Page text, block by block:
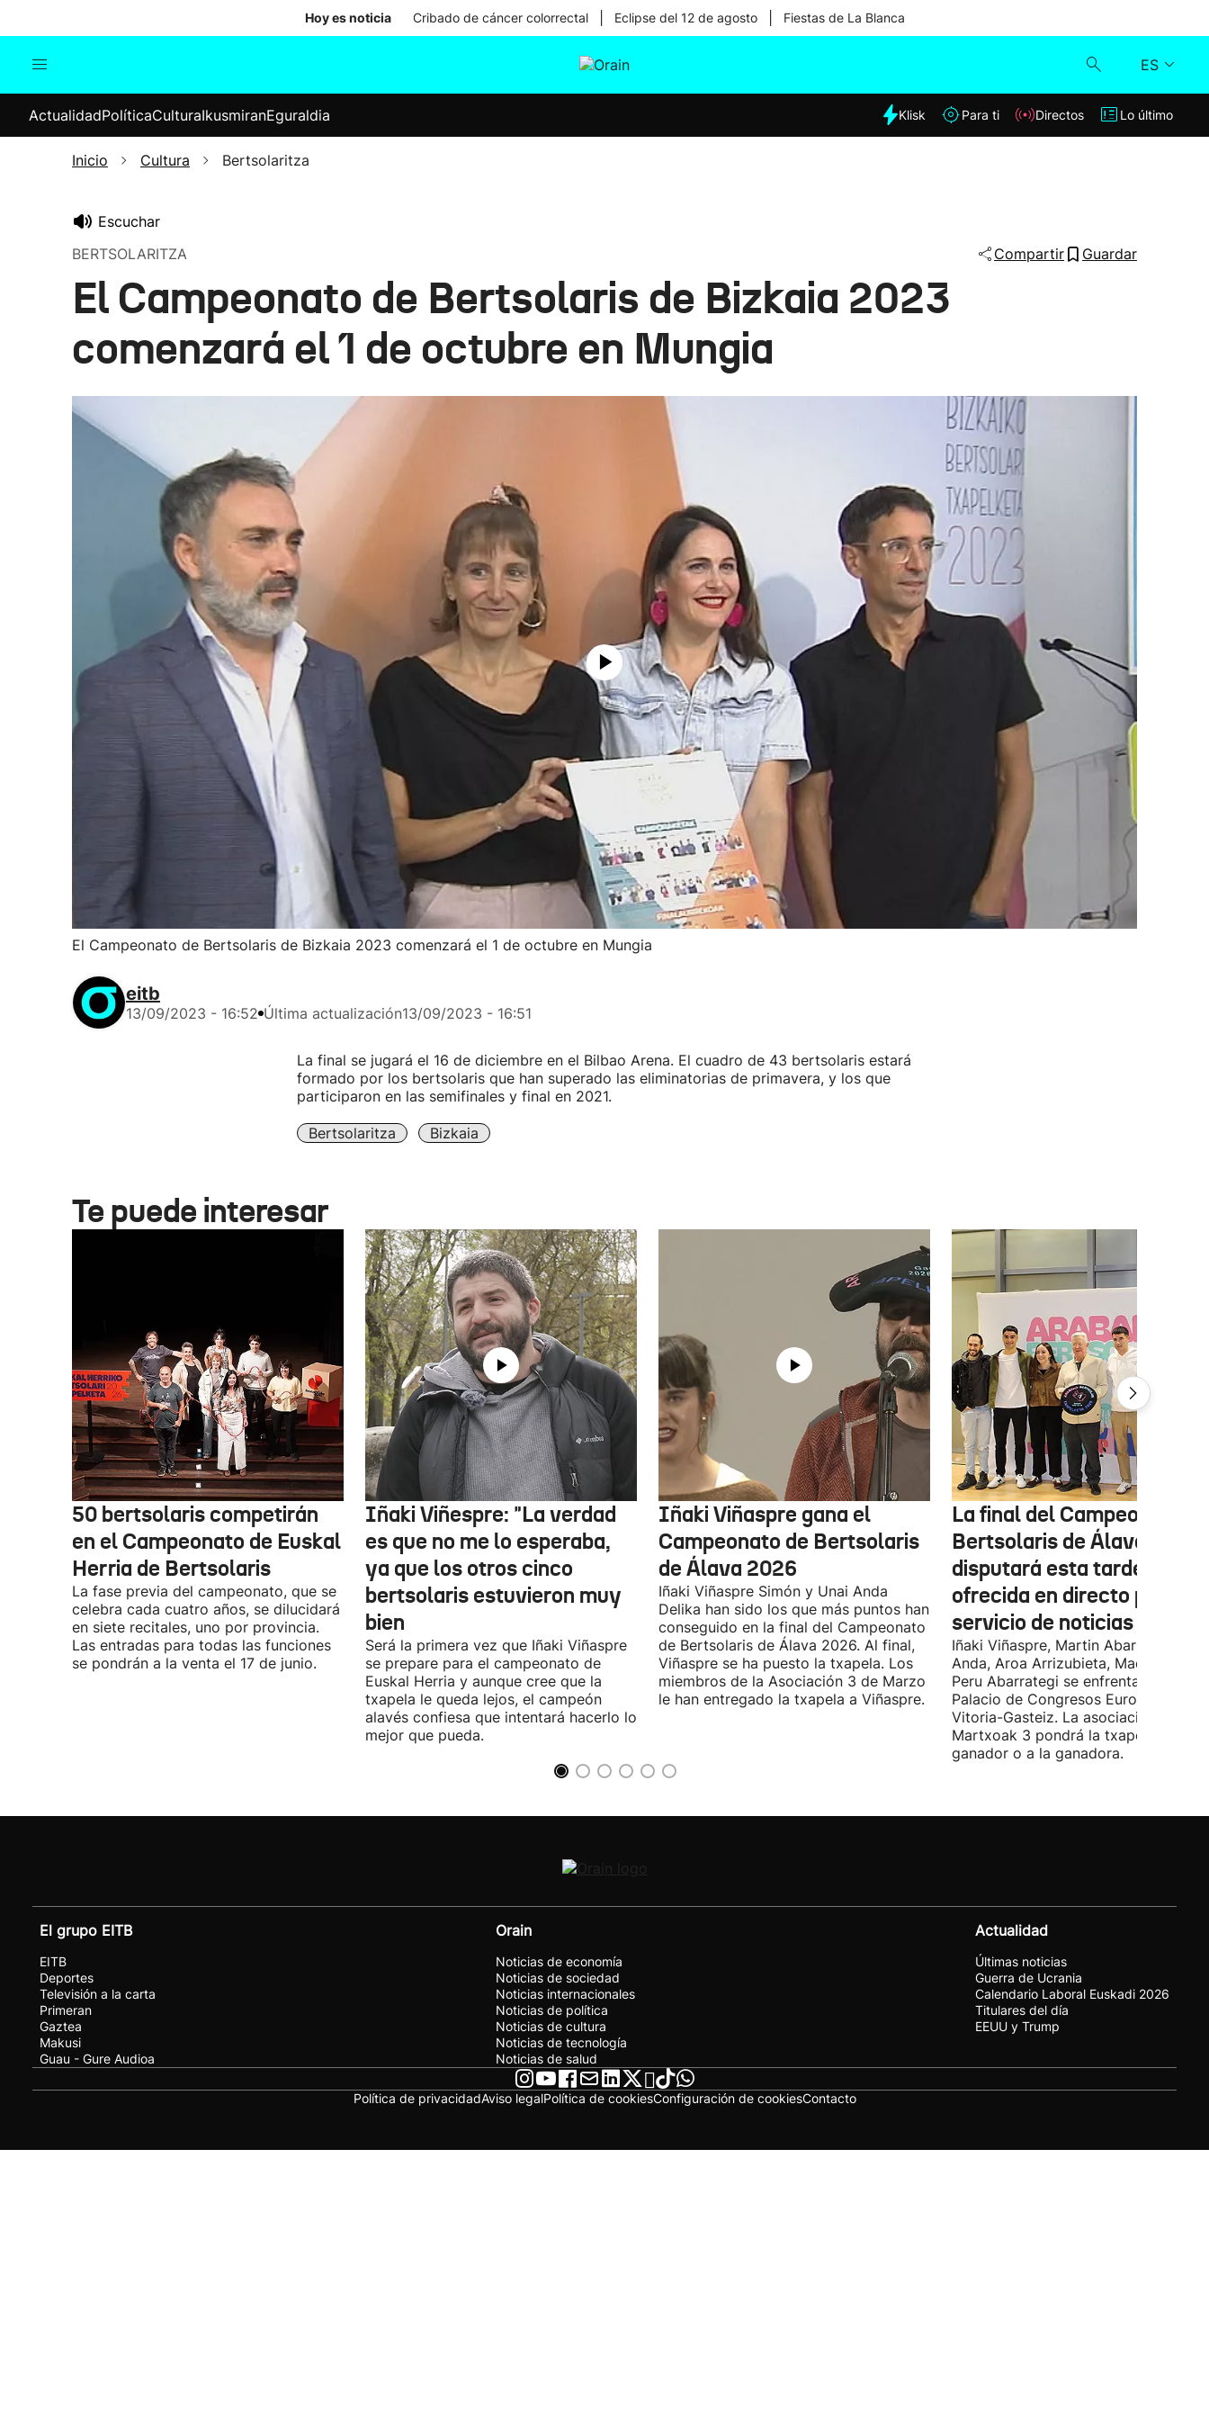
Hoy es noticia Cribado de cáncer colorrectal Eclipse del 12 de agosto Fiestas de La Blanca
ES
Internacional
Elecciones
Klisk
ActualidadPolíticaCulturaIkusmiranEguraldia Klisk Para ti Directos Lo último
Inicio Cultura Bertsolaritza
Escuchar
BERTSOLARITZA
Compartir Guardar
El Campeonato de Bertsolaris de Bizkaia 2023
comenzará el 1 de octubre en Mungia
El Campeonato de Bertsolaris de Bizkaia 2023 comenzará el 1 de octubre en Mungia
eitb
13/09/2023 - 16:52 Última actualización13/09/2023 - 16:51
La final se jugará el 16 de diciembre en el Bilbao Arena. El cuadro de 43 bertsolaris estará
formado por los bertsolaris que han superado las eliminatorias de primavera, y los que
participaron en las semifinales y final en 2021.
Bertsolaritza Bizkaia
Te puede interesar
50 bertsolaris competirán
en el Campeonato de Euskal
Herria de Bertsolaris
La fase previa del campeonato, que se
celebra cada cuatro años, se dilucidará
en siete recitales, uno por provincia.
Las entradas para todas las funciones
se pondrán a la venta el 17 de junio.
Iñaki Viñespre: "La verdad
es que no me lo esperaba,
ya que los otros cinco
bertsolaris estuvieron muy
bien
Será la primera vez que Iñaki Viñaspre
se prepare para el campeonato de
Euskal Herria y aunque cree que la
txapela le queda lejos, el campeón
alavés confiesa que intentará hacerlo lo
mejor que pueda.
Iñaki Viñaspre gana el
Campeonato de Bertsolaris
de Álava 2026
Iñaki Viñaspre Simón y Unai Anda
Delika han sido los que más puntos han
conseguido en la final del Campeonato
de Bertsolaris de Álava 2026. Al final,
Viñaspre se ha puesto la txapela. Los
miembros de la Asociación 3 de Marzo
le han entregado la txapela a Viñaspre.
La final del Campeonato de
Bertsolaris de Álava se
disputará esta tarde y será
ofrecida en directo por el
servicio de noticias ORAIN
Iñaki Viñaspre, Martin Abarrategi,
Anda, Aroa Arrizubieta, Maddi Agirre
Peru Abarrategi se enfrentarán en el
Palacio de Congresos Europa de
Vitoria-Gasteiz. La asociación
Martxoak 3 pondrá la txapela al
ganador o a la ganadora.
El grupo EITB
EITB
Deportes
Televisión a la carta
Primeran
Gaztea
Makusi
Guau - Gure Audioa
Orain
Noticias de economía
Noticias de sociedad
Noticias internacionales
Noticias de política
Noticias de cultura
Noticias de tecnología
Noticias de salud
Actualidad
Últimas noticias
Guerra de Ucrania
Calendario Laboral Euskadi 2026
Titulares del día
EEUU y Trump
Política de privacidadAviso legalPolítica de cookiesConfiguración de cookiesContacto